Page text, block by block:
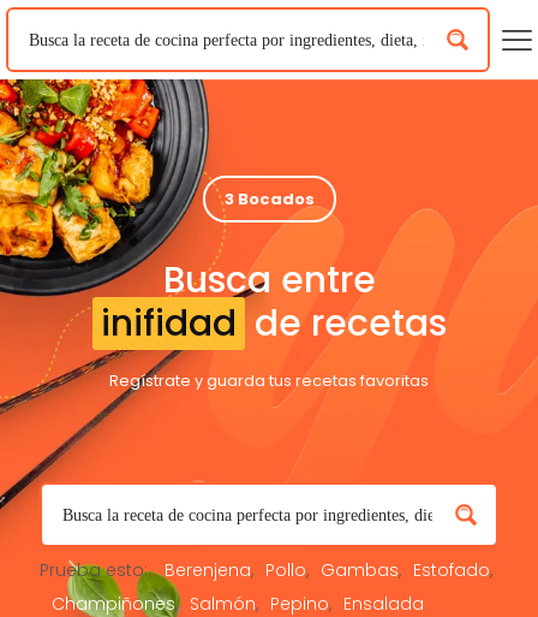
3 Bocados
Busca entre
inifidad de recetas
Regístrate y guarda tus recetas favoritas
Prueba esto: Berenjena Pollo Gambas
Estofado
Champiñones
Salmón Pepino Ensalada